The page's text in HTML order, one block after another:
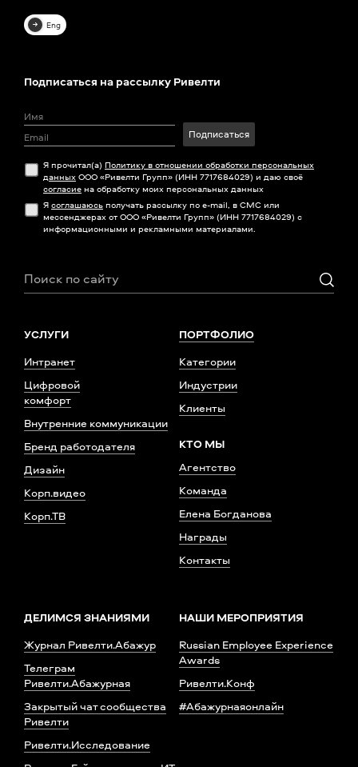
Eng
УСЛУГИ
Интранет
Цифровой
комфорт
Внутренние коммуникации
Бренд работодателя
Дизайн
Корп.видео
Корп.ТВ
ПОРТФОЛИО
Категории
Индустрии
Клиенты
КТО МЫ
Агентство
Команда
Елена Богданова
Награды
Контакты
ДЕЛИМСЯ ЗНАНИЯМИ
Журнал Ривелти.Абажур
Телеграм
Ривелти.Абажурная
Закрытый чат сообщества
Ривелти
Ривелти.Исследование
НАШИ МЕРОПРИЯТИЯ
Russian Employee Experience
Awards
Ривелти.Конф
#Абажурнаяонлайн
Подписаться на рассылку Ривелти
Подписаться
Я прочитал(а) Политику в отношении обработки персональных
данных ООО «Ривелти Групп» (ИНН 7717684029) и даю своё
согласие на обработку моих персональных данных
Я соглашаюсь получать рассылку по e-mail, в СМС или
мессенджерах от ООО «Ривелти Групп» (ИНН 7717684029) с
информационными и рекламными материалами.